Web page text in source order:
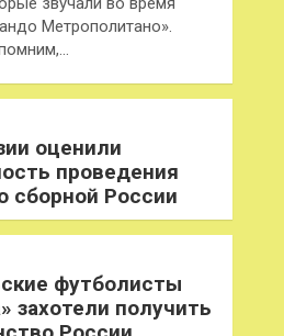
Метрополитано».
оценили
проведения
сборной России
футболисты
захотели получить